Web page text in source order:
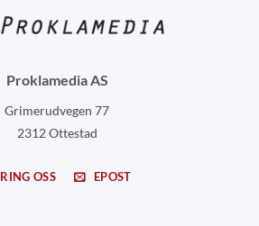
Proklamedia AS
Grimerudvegen 77
2312 Ottestad
RING OSS EPOST